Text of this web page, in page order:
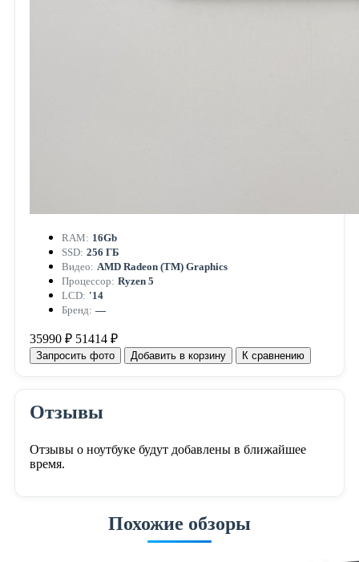
RAM: 16Gb
SSD: 256 ГБ
Видео: AMD Radeon (TM) Graphics
Процессор: Ryzen 5
LCD: '14
Бренд: —
35990 ₽ 51414 ₽
Запросить фото Добавить в корзину К сравнению
Отзывы
Отзывы о ноутбуке будут добавлены в ближайшее
время.
Похожие обзоры